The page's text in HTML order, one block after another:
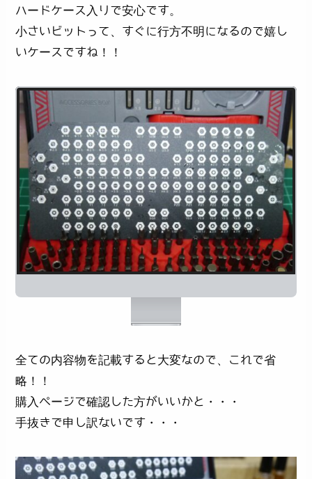
ハードケース入りで安心です。
小さいビットって、すぐに行方不明になるので嬉し
いケースですね！！
全ての内容物を記載すると大変なので、これで省
略！！
購入ページで確認した方がいいかと・・・
手抜きで申し訳ないです・・・